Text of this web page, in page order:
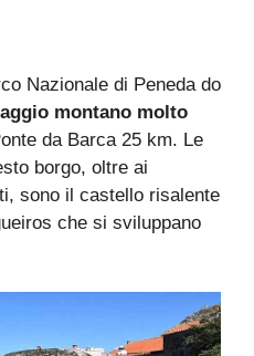
Nazionale di Peneda do
montano molto
da Barca 25 km. Le
borgo, oltre ai
sono il castello risalente
che si sviluppano